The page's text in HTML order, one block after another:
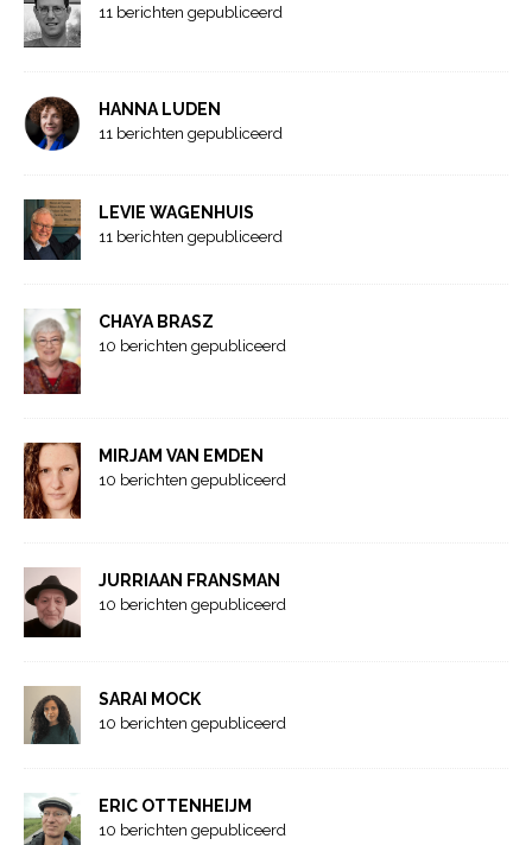
11 berichten gepubliceerd
HANNA LUDEN
11 berichten gepubliceerd
LEVIE WAGENHUIS
11 berichten gepubliceerd
CHAYA BRASZ
10 berichten gepubliceerd
MIRJAM VAN EMDEN
10 berichten gepubliceerd
JURRIAAN FRANSMAN
10 berichten gepubliceerd
SARAI MOCK
10 berichten gepubliceerd
ERIC OTTENHEIJM
10 berichten gepubliceerd